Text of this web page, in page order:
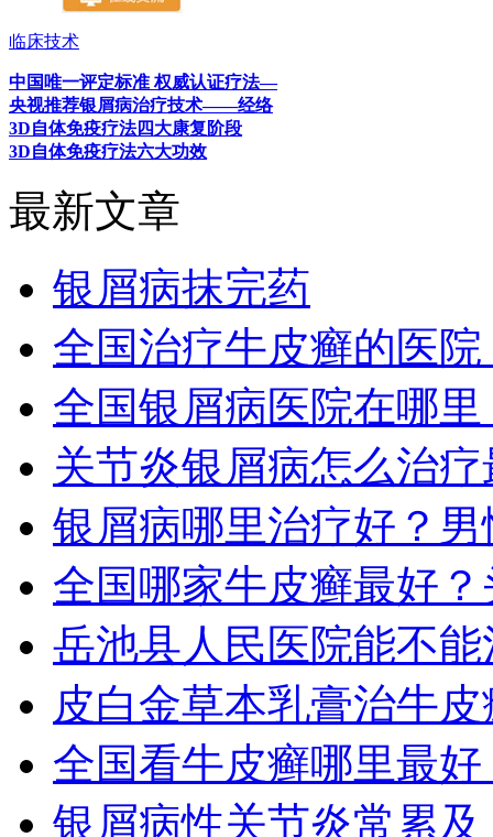
临床技术
中国唯一评定标准 权威认证疗法—
央视推荐银屑病治疗技术——经络
3D自体免疫疗法四大康复阶段
3D自体免疫疗法六大功效
最新文章
银屑病抹完药
全国治疗牛皮癣的医
全国银屑病医院在哪
关节炎银屑病怎么治
银屑病哪里治疗好？
全国哪家牛皮癣最好
岳池县人民医院能不
皮白金草本乳膏治牛
全国看牛皮癣哪里最
银屑病性关节炎常累及